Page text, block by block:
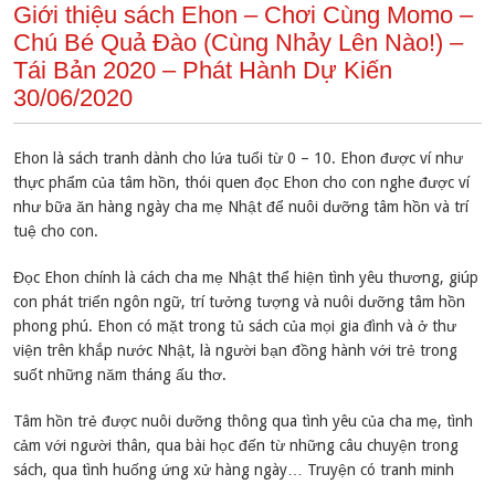
Giới thiệu sách Ehon – Chơi Cùng Momo –
Chú Bé Quả Đào (Cùng Nhảy Lên Nào!) –
Tái Bản 2020 – Phát Hành Dự Kiến
30/06/2020
Ehon là sách tranh dành cho lứa tuổi từ 0 – 10. Ehon được ví như
thực phẩm của tâm hồn, thói quen đọc Ehon cho con nghe được ví
như bữa ăn hàng ngày cha mẹ Nhật để nuôi dưỡng tâm hồn và trí
tuệ cho con.
Đọc Ehon chính là cách cha mẹ Nhật thể hiện tình yêu thương, giúp
con phát triển ngôn ngữ, trí tưởng tượng và nuôi dưỡng tâm hồn
phong phú. Ehon có mặt trong tủ sách của mọi gia đình và ở thư
viện trên khắp nước Nhật, là người bạn đồng hành với trẻ trong
suốt những năm tháng ấu thơ.
Tâm hồn trẻ được nuôi dưỡng thông qua tình yêu của cha mẹ, tình
cảm với người thân, qua bài học đến từ những câu chuyện trong
sách, qua tình huống ứng xử hàng ngày… Truyện có tranh minh